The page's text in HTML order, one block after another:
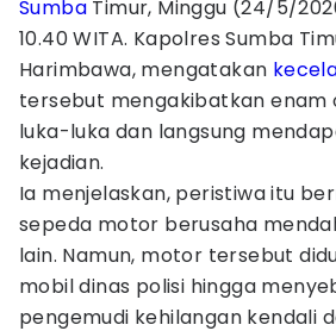
Sumba Timur, Minggu (24/5/
10.40 WITA. Kapolres Sumba
Harimbawa, mengatakan
tersebut mengakibatkan enam
luka-luka dan langsung
kejadian.
Ia menjelaskan, peristiwa itu
sepeda motor berusaha
lain. Namun, motor tersebut
mobil dinas polisi hingga
pengemudi kehilangan kendali